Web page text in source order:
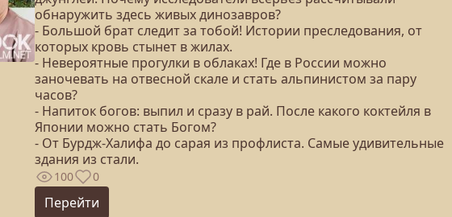
обнаружить здесь живых динозавров?
- Большой брат следит за тобой! Истории преследования, от
которых кровь стынет в жилах.
- Невероятные прогулки в облаках! Где в России можно
заночевать на отвесной скале и стать альпинистом за пару
часов?
- Напиток богов: выпил и сразу в рай. После какого коктейля в
Японии можно стать Богом?
- От Бурдж-Халифа до сарая из профлиста. Самые удивительные
здания из стали.
100 0
Перейти